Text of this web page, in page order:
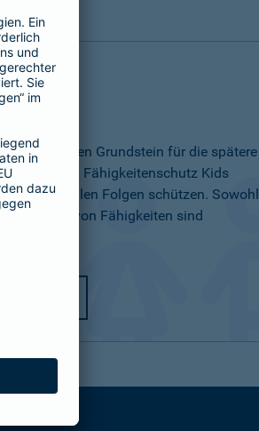
und den Grundstein für die spätere
Mit dem Fähigkeitenschutz Kids
finanziellen Folgen schützen. Sowohl
von Fähigkeiten sind